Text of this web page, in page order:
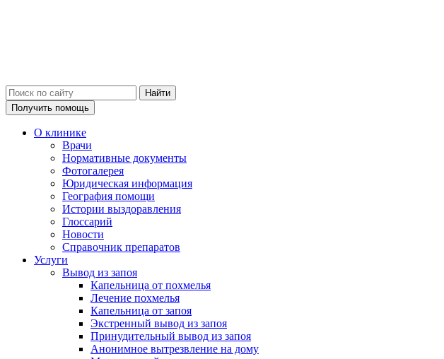
Получить помощь
О клинике
Врачи
Нормативные документы
Фотогалерея
Юридическая информация
География помощи
Истории выздоравления
Глоссарий
Новости
Справочник препаратов
Услуги
Вывод из запоя
Капельница от похмелья
Лечение похмелья
Капельница от запоя
Экстренный вывод из запоя
Принудительный вывод из запоя
Анонимное вытрезвление на дому